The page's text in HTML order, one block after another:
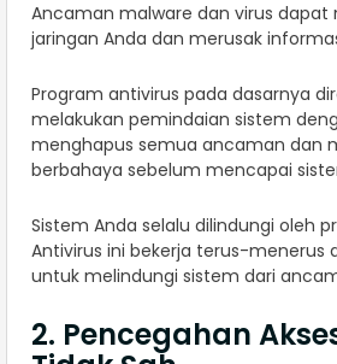
Ancaman malware dan virus dapat
jaringan Anda dan merusak
Program antivirus pada dasarnya
melakukan pemindaian sistem
menghapus semua ancaman dan
berbahaya sebelum mencapai
Sistem Anda selalu dilindungi oleh
Antivirus ini bekerja terus-menerus
untuk melindungi sistem dari
2. Pencegahan